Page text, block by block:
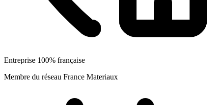
Entreprise 100% française
Membre du réseau France Materiaux